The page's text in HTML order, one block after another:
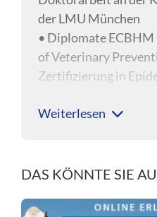
der LMU München
• Diplomate
of Veterinary
Zertifizierung in
postpartalen
• Postdoc (2016-
negativer
Weiterlesen
DAS KÖNNTE SIE